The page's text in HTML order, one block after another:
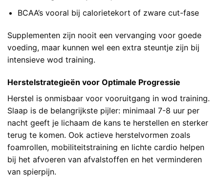
BCAA’s vooral bij calorietekort of zware cut-fase
Supplementen zijn nooit een vervanging voor goede
voeding, maar kunnen wel een extra steuntje zijn bij
intensieve wod training.
Herstelstrategieën voor Optimale Progressie
Herstel is onmisbaar voor vooruitgang in wod training.
Slaap is de belangrijkste pijler: minimaal 7-8 uur per
nacht geeft je lichaam de kans te herstellen en sterker
terug te komen. Ook actieve herstelvormen zoals
foamrollen, mobiliteitstraining en lichte cardio helpen
bij het afvoeren van afvalstoffen en het verminderen
van spierpijn.